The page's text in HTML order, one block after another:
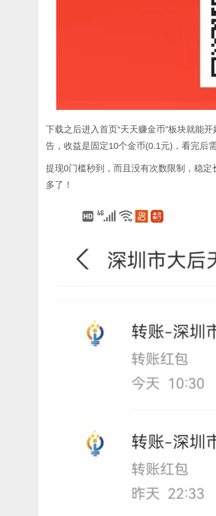
下载之后进入首页“天天赚金币”板块就能
告，收益是固定10个金币(0.1元)，看完后
提现0门槛秒到，而且没有次数限制，稳
多了！